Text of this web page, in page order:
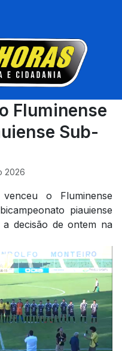
Fluminense
Sub-
2026
o Fluminense
piauiense
decisão de ontem na